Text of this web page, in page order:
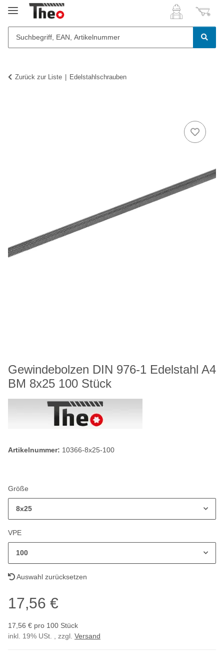
Zurück zur Liste Edelstahlschrauben
Gewindebolzen DIN 976-1 Edelstahl A4
BM 8x25 100 Stück
Artikelnummer: 10366-8x25-100
Größe
8x25
VPE
100
Auswahl zurücksetzen
17,56 €
17,56 € pro 100 Stück
inkl. 19% USt. , zzgl. Versand